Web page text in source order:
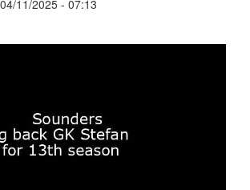
11/2025 - 07:13